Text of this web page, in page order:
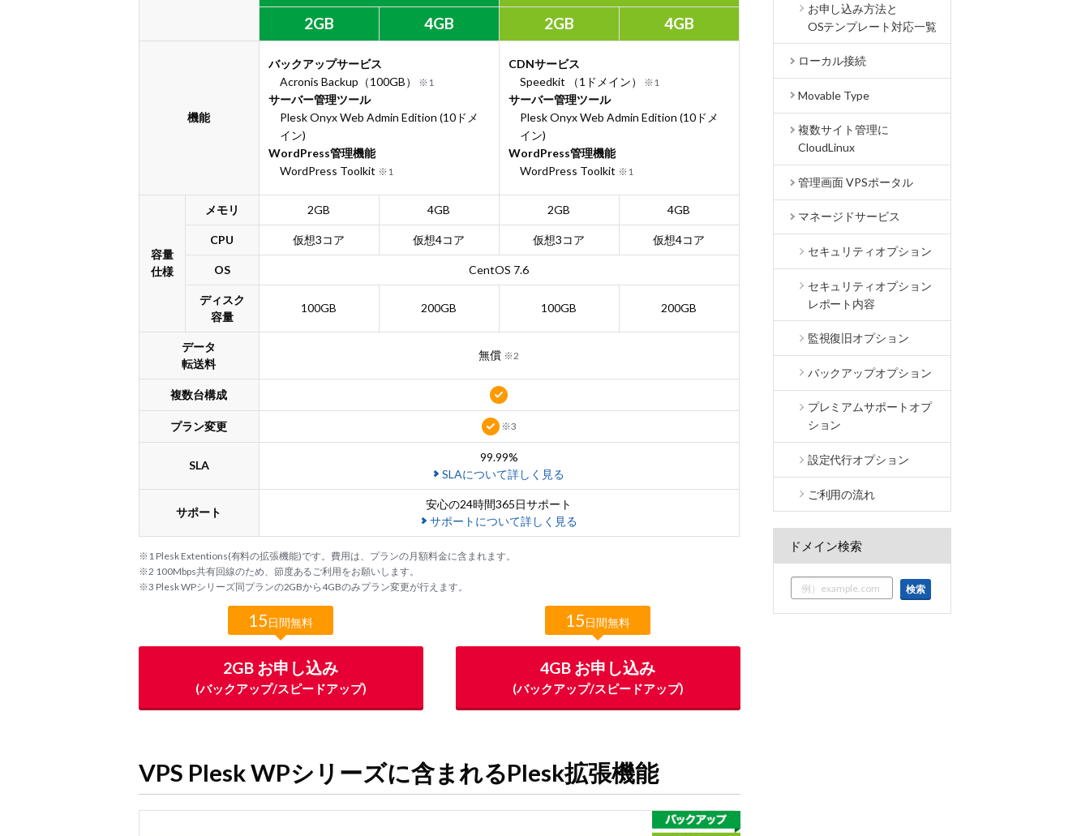
2GB
4GB 2GB 4GB
機能
バックアップサービス
Acronis Backup（100GB）
※1
サーバー管理ツール
Plesk Onyx Web Admin Edition (10ドメ
イン)
WordPress管理機能
WordPress Toolkit ※1
CDNサービス
Speedkit （1ドメイン）
※1
サーバー管理ツール
Plesk Onyx Web Admin Edition (10ドメ
イン)
WordPress管理機能
WordPress Toolkit ※1
容量
仕様
メモリ 2GB 4GB 2GB 4GB
CPU 仮想3コア 仮想4コア 仮想3コア 仮想4コア
OS CentOS 7.6
ディスク
容量
100GB 200GB 100GB 200GB
データ
転送料
無償 ※2
複数台構成
プラン変更 ※3
SLA
99.99%
SLAについて詳しく見る
サポート
安心の24時間365日サポート
サポートについて詳しく見る
※1 Plesk Extentions(有料の拡張機能)です。費用は、プランの月額料金に含まれます。
※2 100Mbps共有回線のため、節度あるご利用をお願いします。
※3 Plesk WPシリーズ同プランの2GBから4GBのみプラン変更が行えます。
15日間無料
2GB お申し込み
(バックアップ/スピードアップ)
15日間無料
4GB お申し込み
(バックアップ/スピードアップ)
VPS Plesk WPシリーズに含まれるPlesk拡張機能
お申し込み方法と
OSテンプレート対応一覧
ローカル接続
Movable Type
複数サイト管理に
CloudLinux
管理画面 VPSポータル
マネージドサービス
セキュリティオプション
セキュリティオプション
レポート内容
監視復旧オプション
バックアップオプション
プレミアムサポートオプ
ション
設定代行オプション
ご利用の流れ
ドメイン検索